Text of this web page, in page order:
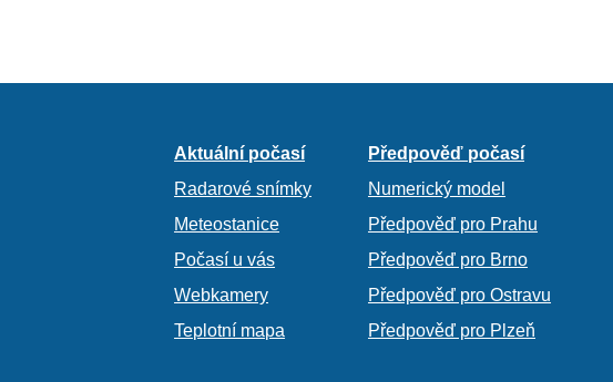
Aktuální počasí
Radarové snímky
Meteostanice
Počasí u vás
Webkamery
Teplotní mapa
Předpověď počasí
Numerický model
Předpověď pro Prahu
Předpověď pro Brno
Předpověď pro Ostravu
Předpověď pro Plzeň